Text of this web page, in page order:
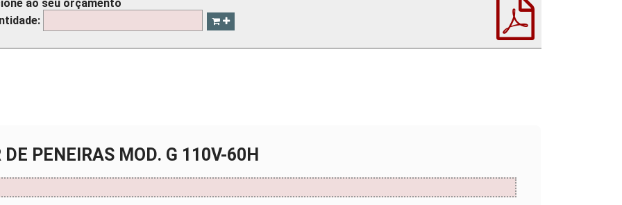
ao seu orçamento
PENEIRAS MOD. G 110V-60H